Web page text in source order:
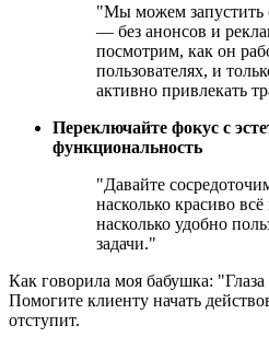
"Мы можем запустить
— без анонсов и
посмотрим, как он
пользователях, и
активно привлекать
Переключайте фокус с
функциональность
"Давайте
насколько красиво
насколько удобно
задачи."
Как говорила моя бабушка:
Помогите клиенту начать
отступит.